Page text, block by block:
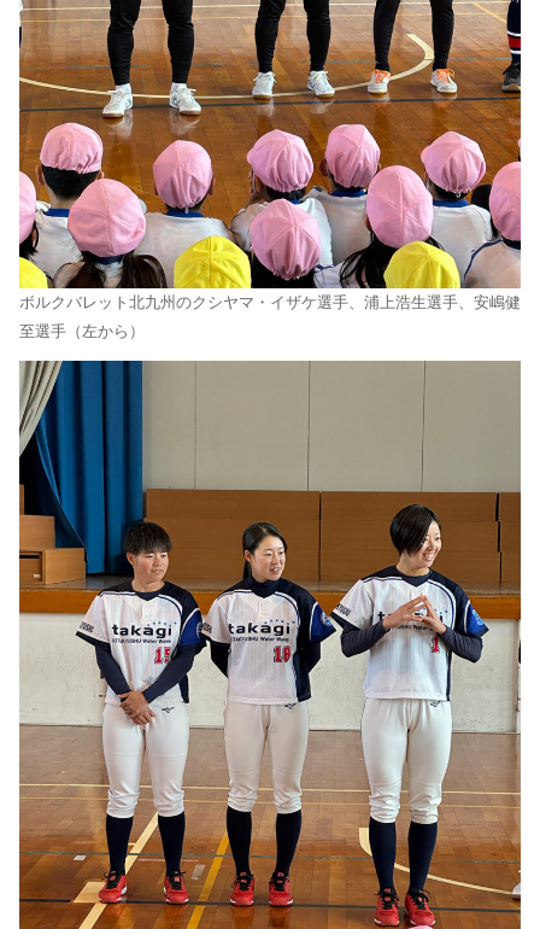
ボルクバレット北九州のクシヤマ・イザケ選手、浦上浩生選手、安嶋健
至選手（左から）